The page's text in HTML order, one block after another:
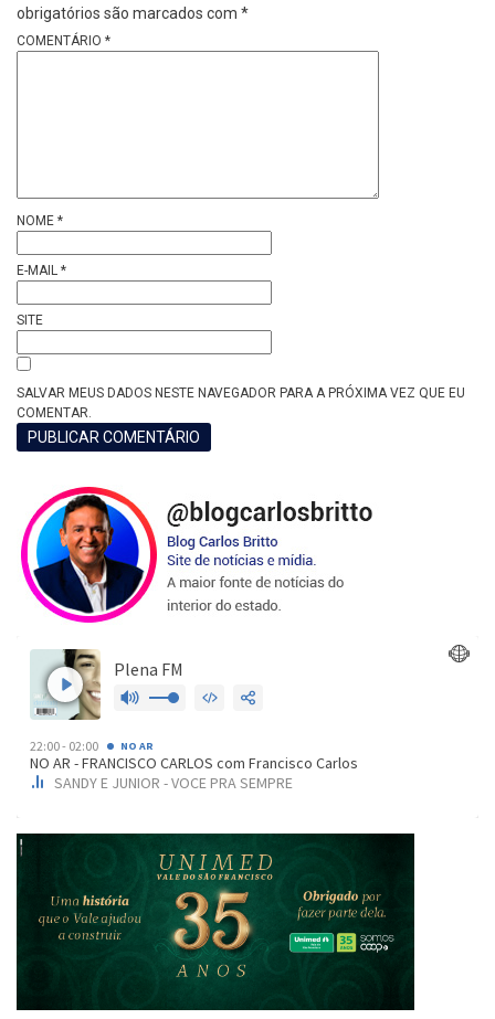
obrigatórios são marcados com *
COMENTÁRIO *
NOME *
E-MAIL *
SITE
SALVAR MEUS DADOS NESTE NAVEGADOR PARA A PRÓXIMA VEZ QUE EU
COMENTAR.